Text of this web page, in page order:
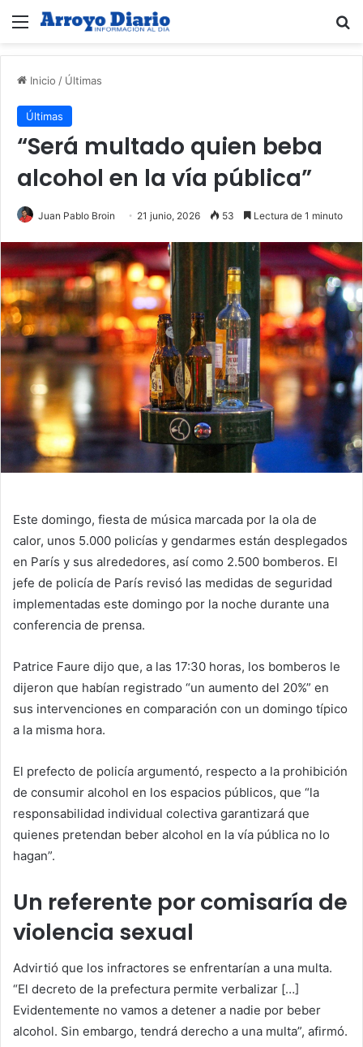
Menú
Inicio / Últimas
Últimas
“Será multado quien beba
alcohol en la vía pública”
Juan Pablo Broin 21 junio, 2026 53 Lectura de 1 minuto
Este domingo, fiesta de música marcada por la ola de
calor, unos 5.000 policías y gendarmes están desplegados
en París y sus alrededores, así como 2.500 bomberos. El
jefe de policía de París revisó las medidas de seguridad
implementadas este domingo por la noche durante una
conferencia de prensa.
Patrice Faure dijo que, a las 17:30 horas, los bomberos le
dijeron que habían registrado “un aumento del 20%” en
sus intervenciones en comparación con un domingo típico
a la misma hora.
El prefecto de policía argumentó, respecto a la prohibición
de consumir alcohol en los espacios públicos, que “la
responsabilidad individual colectiva garantizará que
quienes pretendan beber alcohol en la vía pública no lo
hagan”.
Un referente por comisaría de
violencia sexual
Advirtió que los infractores se enfrentarían a una multa.
“El decreto de la prefectura permite verbalizar […]
Evidentemente no vamos a detener a nadie por beber
alcohol. Sin embargo, tendrá derecho a una multa”, afirmó.